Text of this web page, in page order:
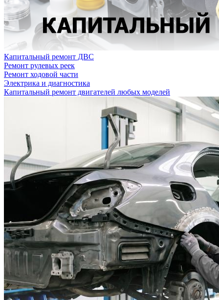
Капитальный ремонт ДВС
Ремонт рулевых реек
Ремонт ходовой части
Электрика и диагностика
Капитальный ремонт двигателей любых моделей